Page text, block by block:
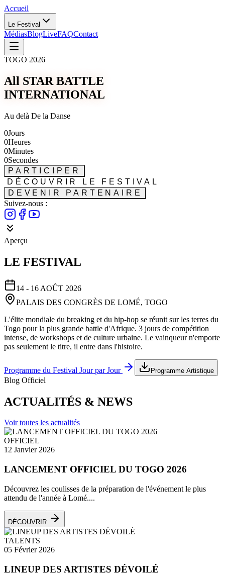
Accueil
Le Festival
MédiasBlogLiveFAQContact
TOGO 2026
All STAR BATTLE
INTERNATIONAL
Au delà De la Danse
0Jours
0Heures
0Minutes
0Secondes
PARTICIPER
DÉCOUVRIR LE FESTIVAL
DEVENIR PARTENAIRE
Suivez-nous :
Aperçu
LE FESTIVAL
14 - 16 AOÛT 2026
PALAIS DES CONGRÈS DE LOMÉ, TOGO
L'élite mondiale du breaking et du hip-hop se réunit sur les terres du
Togo pour la plus grande battle d'Afrique. 3 jours de compétition
intense, de workshops et de culture urbaine. Le vainqueur n'emporte
pas seulement le titre, il entre dans l'histoire.
Programme du Festival Jour par Jour Programme Artistique
Blog Officiel
ACTUALITÉS & NEWS
Voir toutes les actualités
OFFICIEL
12 Janvier 2026
LANCEMENT OFFICIEL DU TOGO 2026
Découvrez les coulisses de la préparation de l'événement le plus
attendu de l'année à Lomé....
DÉCOUVRIR
TALENTS
05 Février 2026
LINEUP DES ARTISTES DÉVOILÉ